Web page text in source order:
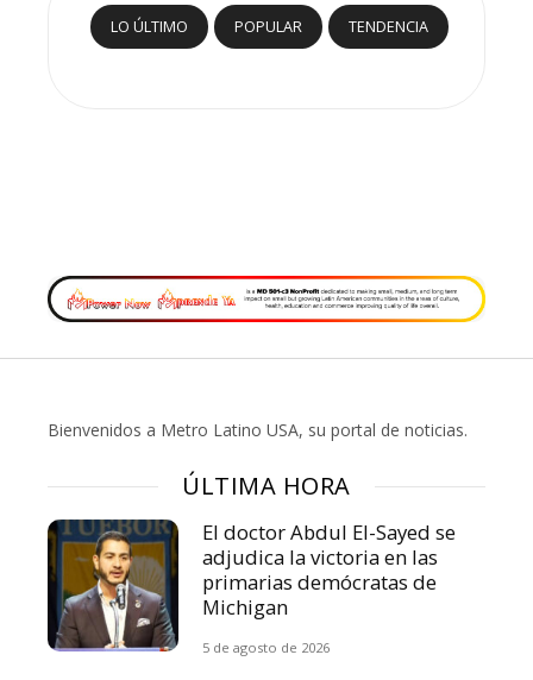
LO ÚLTIMO POPULAR TENDENCIA
Bienvenidos a Metro Latino USA, su portal de noticias.
ÚLTIMA HORA
El doctor Abdul El-Sayed se
adjudica la victoria en las
primarias demócratas de
Michigan
5 de agosto de 2026